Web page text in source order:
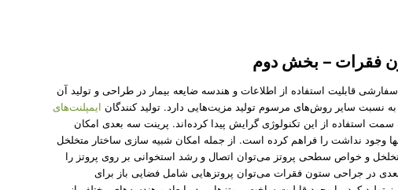
فقرات – بخش دوم
قابلیت استفاده از اطلاعات و هندسه ضایعه بیمار در طراحی و تولید آن
نسبت سایر روش‌‌های مرسوم تولید مزیت‌هایی دارد. تولید کنندگان ایمپلنت‌های
استفاده از این تکنولوژی گرایش پیدا کرده‌اند. پرینت سه بعدی امکان
وجود نداشت را فراهم کرده است. از جمله امکان شبیه سازی ساختار متخلخل
و خواص سطحی پروتز می‌توان اتصال و رشد استخوانی بر روی پروتز را
در جراحی ستون فقرات می‌توان پروتز‌هایی شامل فضایی باز برای